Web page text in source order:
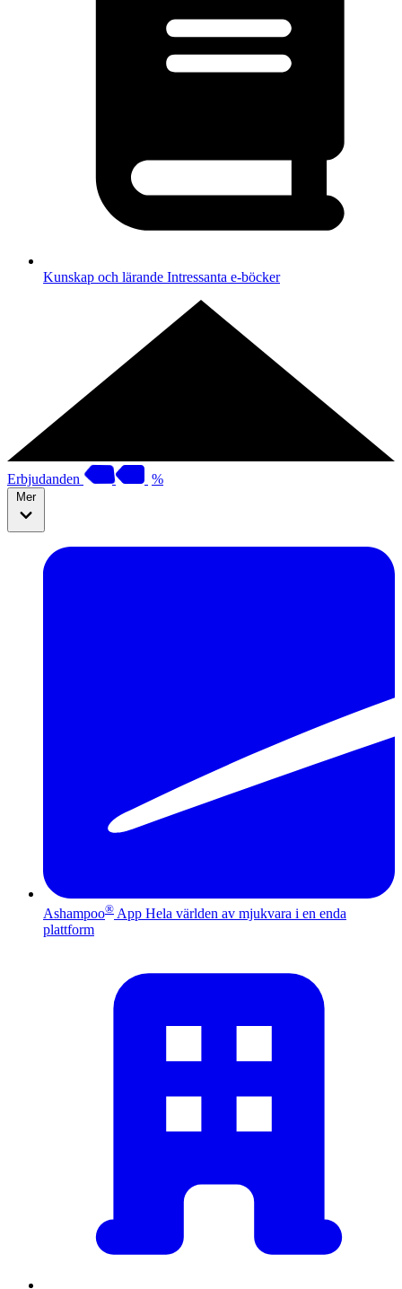
Kunskap och lärande Intressanta e-böcker
Erbjudanden %
Mer
Ashampoo® App Hela världen av mjukvara i en enda
plattform